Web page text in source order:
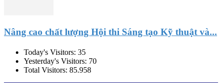
Nâng cao chất lượng Hội thi Sáng tạo Kỹ thuật và...
Today's Visitors: 35
Yesterday's Visitors: 70
Total Visitors: 85.958